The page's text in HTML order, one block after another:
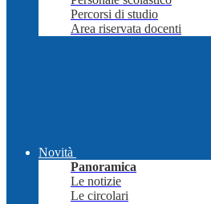
Percorsi di studio
Area riservata docenti
Novità
Panoramica
Le notizie
Le circolari